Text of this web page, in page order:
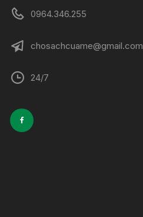
0964.346.255
chosachcuame@gmail.com
24/7